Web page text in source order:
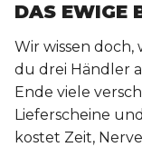
DAS EWIGE
Wir wissen
du drei Händler
Ende viele
Lieferscheine
kostet Zeit,